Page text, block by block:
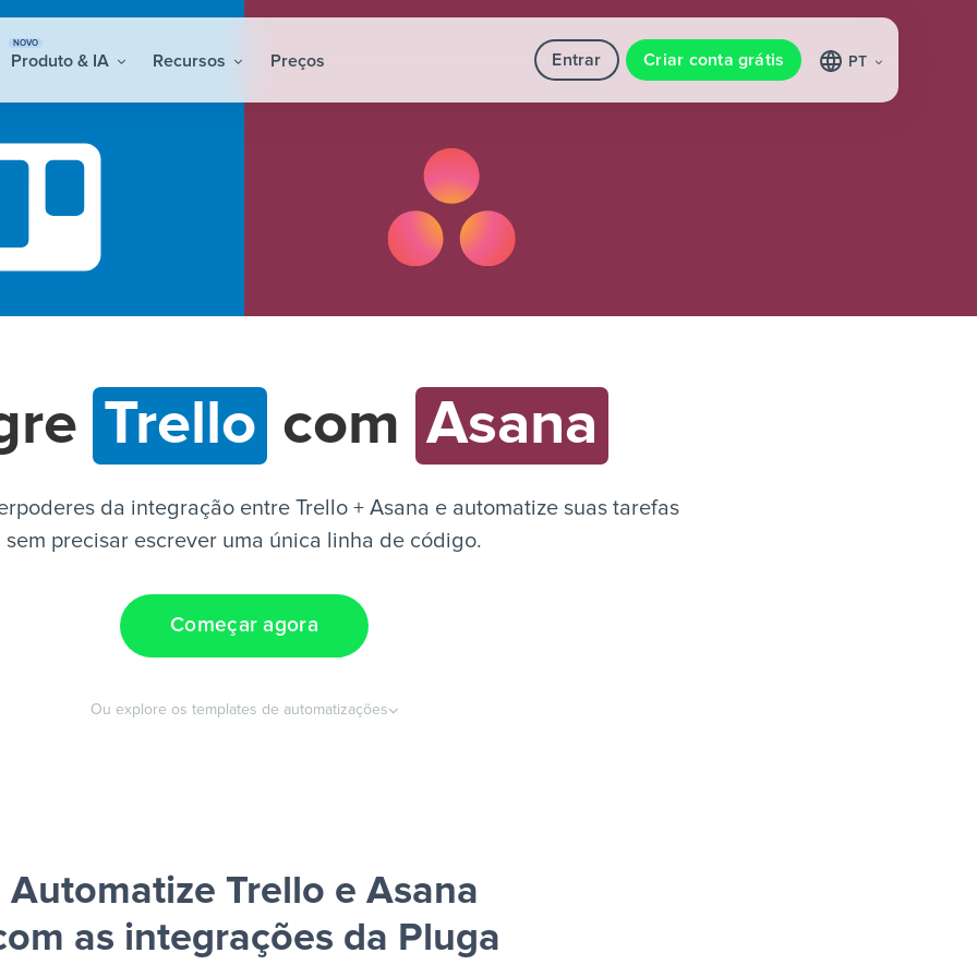
NOVO
Produto & IA Recursos Preços Entrar Criar conta grátis PT
Trello com Asana
da integração entre Trello + Asana e automatize suas tarefas
sem precisar escrever uma única linha de código.
Começar agora
Ou explore os templates de automatizações
Automatize Trello e Asana
as integrações da Pluga